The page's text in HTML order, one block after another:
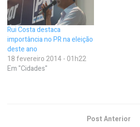
Rui Costa destaca
importância no PR na eleição
deste ano
18 fevereiro 2014 - 01h22
Em "Cidades"
Post Anterior